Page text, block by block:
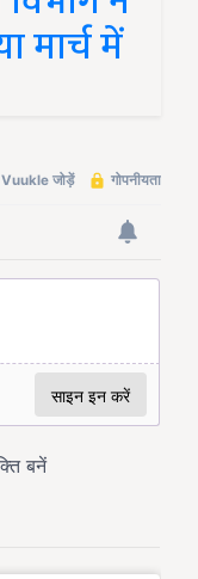
मार्च में